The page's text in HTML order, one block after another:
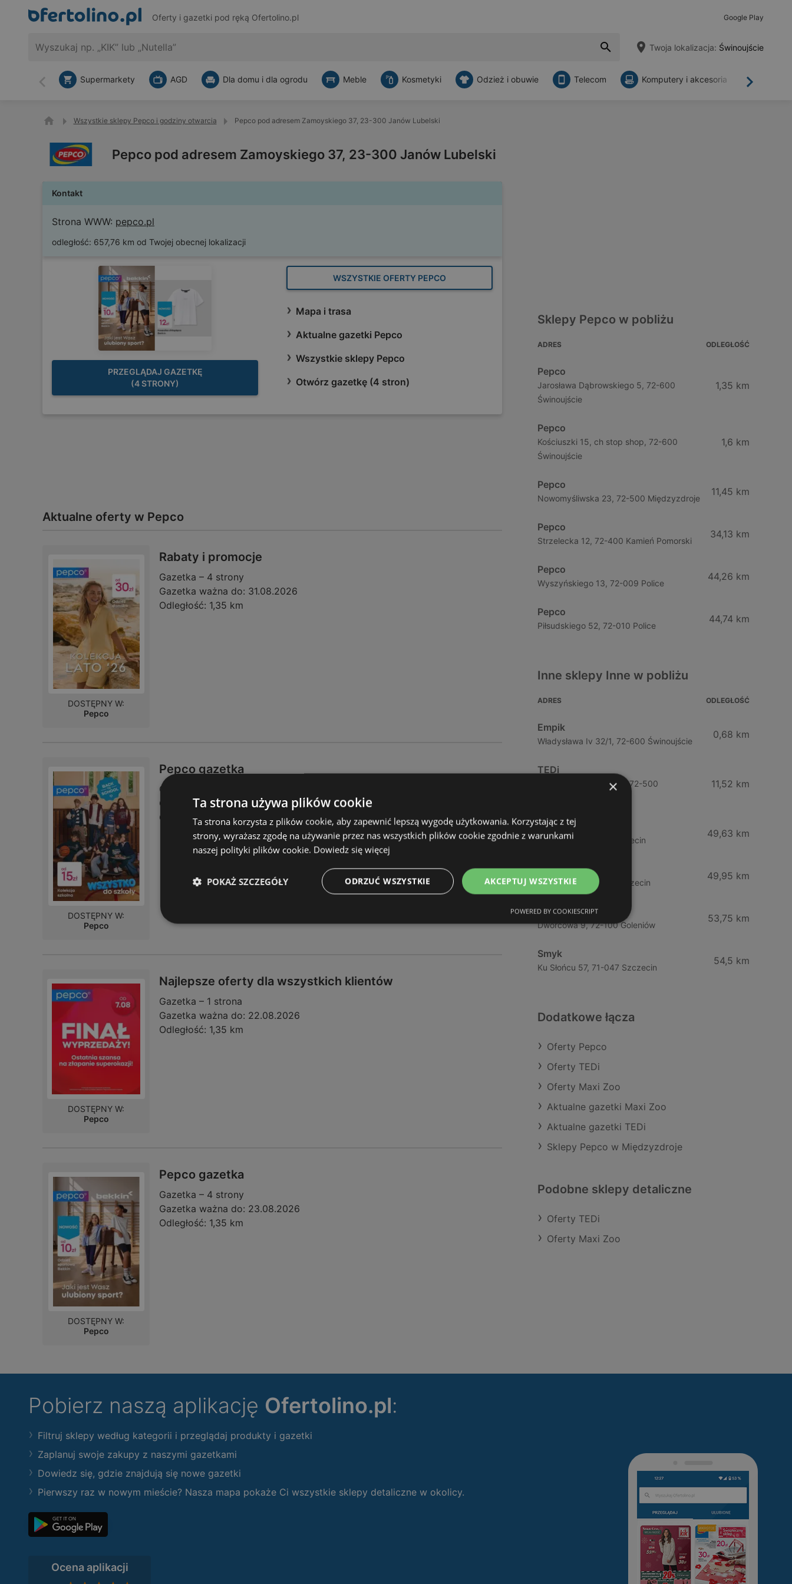
Oferty i gazetki pod ręką Ofertolino.pl Google Play
Twoja lokalizacja: Świnoujście
Wstecz Dalej
Supermarkety AGD Dla domu i dla ogrodu Meble Kosmetyki Odzież i obuwie Telecom Komputery i akcesoria
Wszystkie sklepy Pepco i godziny otwarcia Pepco pod adresem Zamoyskiego 37, 23-300 Janów Lubelski
Pepco pod adresem Zamoyskiego 37, 23-300 Janów Lubelski
Kontakt
Strona WWW: pepco.pl
odległość: 657,76 km od Twojej obecnej lokalizacji
PRZEGLĄDAJ GAZETKĘ
(4 STRONY)
WSZYSTKIE OFERTY PEPCO
Mapa i trasa
Aktualne gazetki Pepco
Wszystkie sklepy Pepco
Otwórz gazetkę (4 stron)
Aktualne oferty w Pepco
Rabaty i promocje
Gazetka – 4 strony
Gazetka ważna do: 31.08.2026
Odległość: 1,35 km
DOSTĘPNY W:
Pepco
Pepco gazetka
Gazetka – 4 strony
Gazetka ważna do: 22.08.2026
Odległość:
1,35 km
DOSTĘPNY W:
Pepco
Najlepsze oferty dla wszystkich klientów
Gazetka – 1 strona
Gazetka ważna do: 22.08.2026
Odległość: 1,35 km
DOSTĘPNY W:
Pepco
Pepco gazetka
Gazetka – 4 strony
Gazetka ważna do: 23.08.2026
Odległość: 1,35 km
DOSTĘPNY W:
Pepco
Sklepy Pepco w pobliżu
ADRES ODLEGŁOŚĆ
Pepco
Jarosława Dąbrowskiego 5, 72-600
Świnoujście
1,35 km
Pepco
Kościuszki 15, ch stop shop, 72-600
Świnoujście
1,6 km
Pepco
Nowomyśliwska 23, 72-500 Międzyzdroje
11,45 km
Pepco
Strzelecka 12, 72-400 Kamień Pomorski
34,13 km
Pepco
Wyszyńskiego 13, 72-009 Police
44,26 km
Pepco
Piłsudskiego 52, 72-010 Police
44,74 km
Inne sklepy Inne w pobliżu
ADRES ODLEGŁOŚĆ
Empik
Władysława Iv 32/1, 72-600 Świnoujście
0,68 km
TEDi
Nowomyśliwska 23 / 3, 72-500
11,52 km
Maxi Zoo
Policka 11, 71-800 Szczecin
49,63 km
TEDi
Policka 11a, 71-837 Szczecin
49,95 km
Empik
Dworcowa 9, 72-100 Goleniów
53,75 km
Smyk
Ku Słońcu 57, 71-047 Szczecin
54,5 km
Dodatkowe łącza
Oferty Pepco
Oferty TEDi
Oferty Maxi Zoo
Aktualne gazetki Maxi Zoo
Aktualne gazetki TEDi
Sklepy Pepco w Międzyzdroje
Podobne sklepy detaliczne
Oferty TEDi
Oferty Maxi Zoo
Pobierz naszą aplikację Ofertolino.pl:
Filtruj sklepy według kategorii i przeglądaj produkty i gazetki
Zaplanuj swoje zakupy z naszymi gazetkami
Dowiedz się, gdzie znajdują się nowe gazetki
Pierwszy raz w nowym mieście? Nasza mapa pokaże Ci wszystkie sklepy detaliczne w okolicy.
Ocena aplikacji
×
Ta strona używa plików cookie
Ta strona korzysta z plików cookie, aby zapewnić lepszą wygodę użytkowania. Korzystając z tej
strony, wyrażasz zgodę na używanie przez nas wszystkich plików cookie zgodnie z warunkami
naszej polityki plików cookie. Dowiedz się więcej
AKCEPTUJ WSZYSTKIE
ODRZUĆ WSZYSTKIE
POKAŻ SZCZEGÓŁY
POWERED BY COOKIESCRIPT